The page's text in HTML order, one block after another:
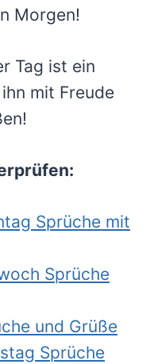
Morgen!
Tag ist ein
mit Freude
Sprüche mit
Sprüche
und Grüße
Sprüche